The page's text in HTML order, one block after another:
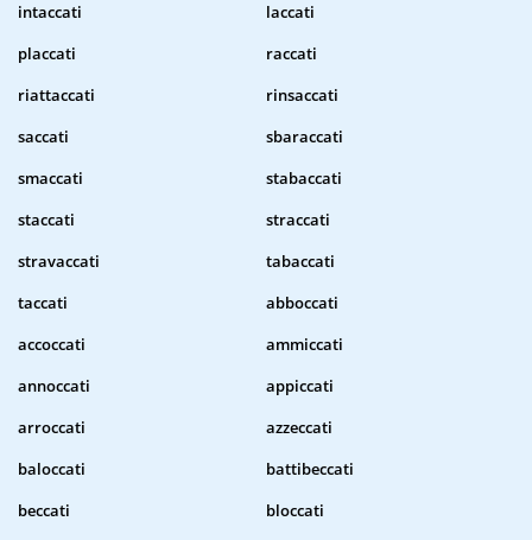
intaccati
laccati
placcati
raccati
riattaccati
rinsaccati
saccati
sbaraccati
smaccati
stabaccati
staccati
straccati
stravaccati
tabaccati
taccati
abboccati
accoccati
ammiccati
annoccati
appiccati
arroccati
azzeccati
baloccati
battibeccati
beccati
bloccati